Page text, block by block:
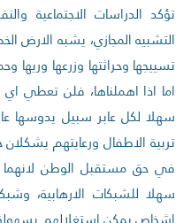
تؤكد الدراسات الاجتماعية
التشبيه المجازي، يشبه الارض
تسييجها وحراثتها وزرعها وريها
اما اذا اهملناها، فلن تعطي
سهلا لكل عابر سبيل يدوسها
تربية الاطفال ورعايتهم
في حق مستقبل الوطن لانهما
سهلا للشبكات الارهابية،